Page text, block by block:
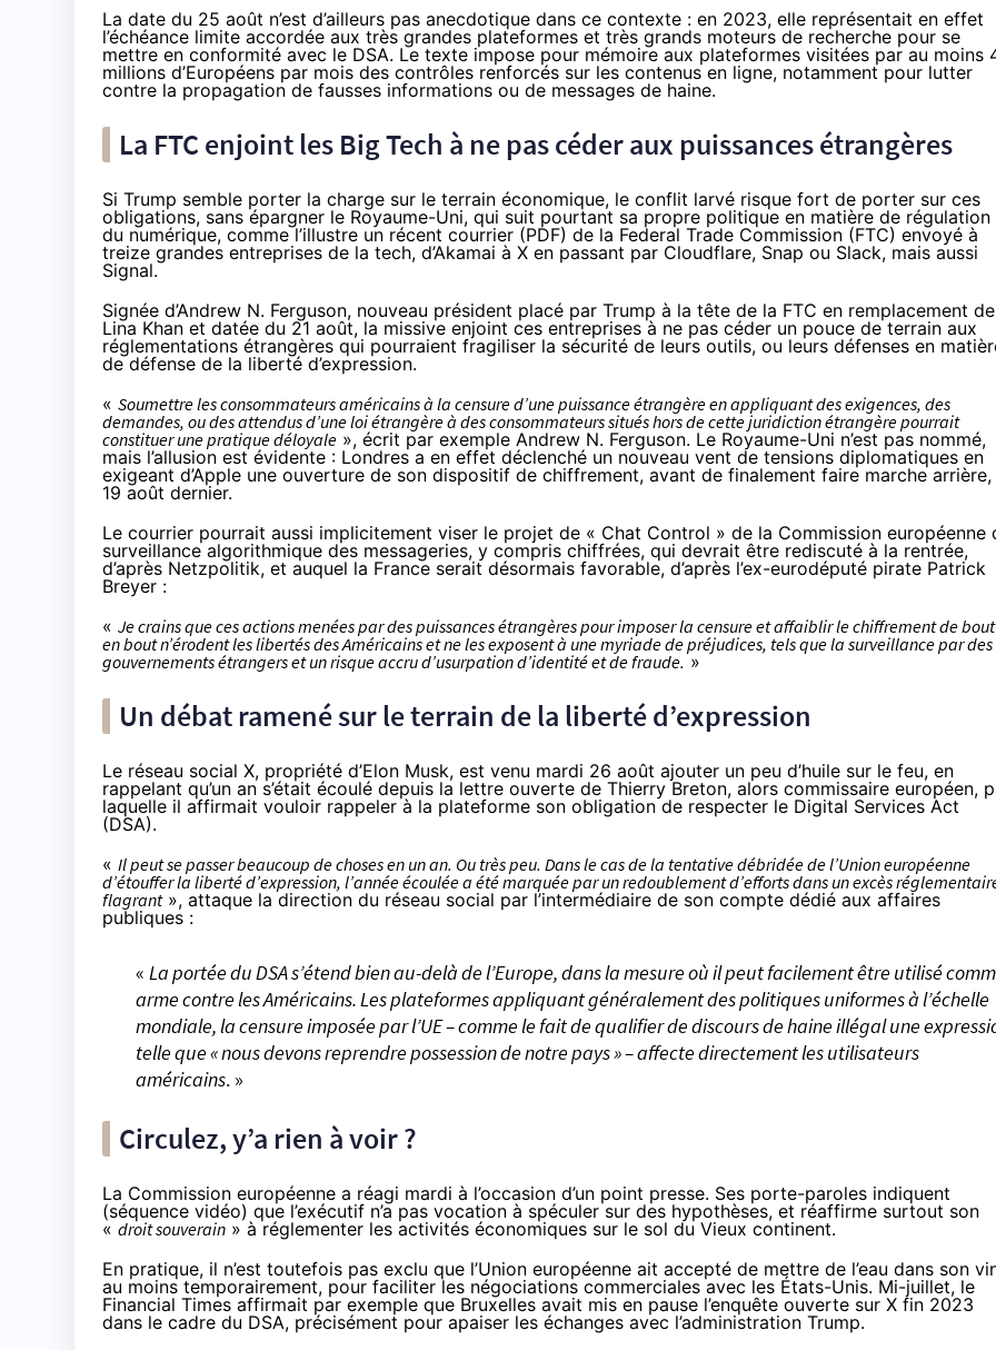
La date du 25 août n’est d’ailleurs pas anecdotique dans ce contexte : en 2023, elle représentait en effet
l’échéance limite accordée aux très grandes plateformes et très grands moteurs de recherche pour se
mettre en conformité avec le DSA. Le texte impose pour mémoire aux plateformes visitées par au moins
millions d’Européens par mois des contrôles renforcés sur les contenus en ligne, notamment pour lutter
contre la propagation de fausses informations ou de messages de haine.
La FTC enjoint les Big Tech à ne pas céder aux puissances étrangères
Si Trump semble porter la charge sur le terrain économique, le conflit larvé risque fort de porter sur ces
obligations, sans épargner le Royaume-Uni, qui suit pourtant sa propre politique en matière de régulation
du numérique, comme l’illustre un récent courrier (PDF) de la Federal Trade Commission (FTC) envoyé à
treize grandes entreprises de la tech, d’Akamai à X en passant par Cloudflare, Snap ou Slack, mais aussi
Signal.
Signée d’Andrew N. Ferguson, nouveau président placé par Trump à la tête de la FTC en remplacement de
Lina Khan et datée du 21 août, la missive enjoint ces entreprises à ne pas céder un pouce de terrain aux
réglementations étrangères qui pourraient fragiliser la sécurité de leurs outils, ou leurs défenses en
de défense de la liberté d’expression.
« Soumettre les consommateurs américains à la censure d’une puissance étrangère en appliquant des exigences, des
demandes, ou des attendus d’une loi étrangère à des consommateurs situés hors de cette juridiction étrangère pourrait
constituer une pratique déloyale », écrit par exemple Andrew N. Ferguson. Le Royaume-Uni n’est pas nommé,
mais l’allusion est évidente : Londres a en effet déclenché un nouveau vent de tensions diplomatiques en
exigeant d’Apple une ouverture de son dispositif de chiffrement, avant de finalement faire marche arrière
19 août dernier.
Le courrier pourrait aussi implicitement viser le projet de « Chat Control » de la Commission européenne
surveillance algorithmique des messageries, y compris chiffrées, qui devrait être rediscuté à la rentrée,
d’après Netzpolitik, et auquel la France serait désormais favorable, d’après l’ex-eurodéputé pirate Patrick
Breyer :
« Je crains que ces actions menées par des puissances étrangères pour imposer la censure et affaiblir le chiffrement de bout
en bout n’érodent les libertés des Américains et ne les exposent à une myriade de préjudices, tels que la surveillance par des
gouvernements étrangers et un risque accru d’usurpation d’identité et de fraude. »
Un débat ramené sur le terrain de la liberté d’expression
Le réseau social X, propriété d’Elon Musk, est venu mardi 26 août ajouter un peu d’huile sur le feu, en
rappelant qu’un an s’était écoulé depuis la lettre ouverte de Thierry Breton, alors commissaire européen,
laquelle il affirmait vouloir rappeler à la plateforme son obligation de respecter le Digital Services Act
(DSA).
« Il peut se passer beaucoup de choses en un an. Ou très peu. Dans le cas de la tentative débridée de l’Union européenne
d’étouffer la liberté d’expression, l’année écoulée a été marquée par un redoublement d’efforts dans un excès
flagrant», attaque la direction du réseau social par l’intermédiaire de son compte dédié aux affaires
publiques :
« La portée du DSA s’étend bien au-delà de l’Europe, dans la mesure où il peut facilement être utilisé
arme contre les Américains. Les plateformes appliquant généralement des politiques uniformes à l’échelle
mondiale, la censure imposée par l’UE – comme le fait de qualifier de discours de haine illégal une
telle que « nous devons reprendre possession de notre pays » – affecte directement les utilisateurs
américains. »
Circulez, y’a rien à voir ?
La Commission européenne a réagi mardi à l’occasion d’un point presse. Ses porte-paroles indiquent
(séquence vidéo) que l’exécutif n’a pas vocation à spéculer sur des hypothèses, et réaffirme surtout son
« droit souverain » à réglementer les activités économiques sur le sol du Vieux continent.
En pratique, il n’est toutefois pas exclu que l’Union européenne ait accepté de mettre de l’eau dans son
au moins temporairement, pour faciliter les négociations commerciales avec les États-Unis. Mi-juillet, le
Financial Times affirmait par exemple que Bruxelles avait mis en pause l’enquête ouverte sur X fin 2023
dans le cadre du DSA, précisément pour apaiser les échanges avec l’administration Trump.